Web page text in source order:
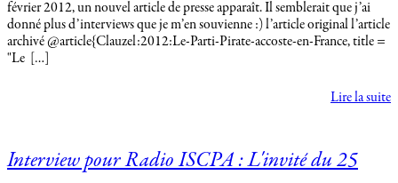
février 2012, un nouvel article de presse apparaît. Il semblerait que j’ai
donné plus d’interviews que je m’en souvienne :) l’article original l’article
archivé @article{Clauzel:2012:Le-Parti-Pirate-accoste-en-France, title =
"Le […]
Lire la suite
Interview pour Radio ISCPA : L'invité du 25